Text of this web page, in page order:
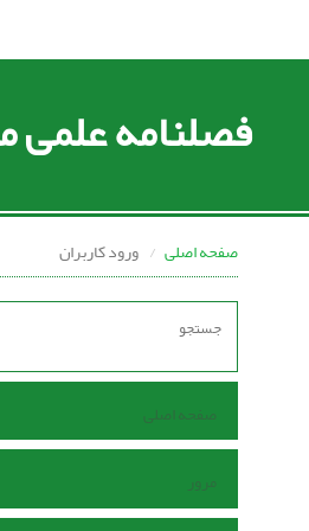
فصلنامه
صفحه اصلی ورود کاربران
صفحه اصلی
مرور